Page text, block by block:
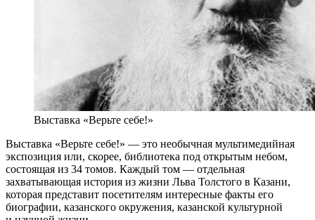
Выставка «Верьте себе!»
Выставка «Верьте себе!» — это необычная мультимедийная
экспозиция или, скорее, библиотека под открытым небом,
состоящая из 34 томов. Каждый том — отдельная
захватывающая история из жизни Льва Толстого в Казани,
которая представит посетителям интересные факты его
биографии, казанского окружения, казанской культурной